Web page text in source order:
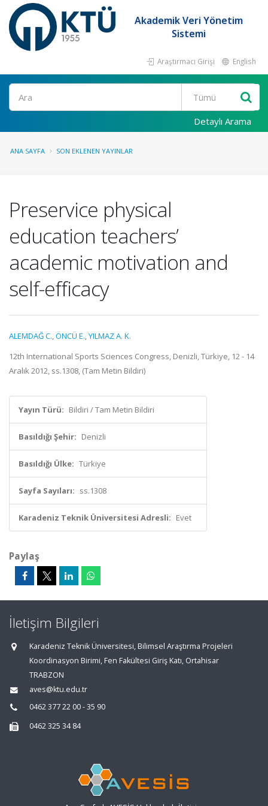
Akademik Veri Yönetim
Sistemi
Araştırmacı Girişi English
Ara
Detaylı Arama
ANA SAYFA SON EKLENEN YAYINLAR
Preservice physical
education teachers’
academic motivation and
self-efficacy
ALEMDAĞ C.,ÖNCÜ E.,YILMAZ A. K.
12th International Sports Sciences Congress, Denizli, Türkiye, 12 - 14
Aralık 2012, ss.1308, (Tam Metin Bildiri)
Yayın Türü: Bildiri / Tam Metin Bildiri
Basıldığı Şehir: Denizli
Basıldığı Ülke: Türkiye
Sayfa Sayıları: ss.1308
Karadeniz Teknik Üniversitesi Adresli: Evet
Paylaş
İletişim Bilgileri
Karadeniz Teknik Üniversitesi, Bilimsel Araştırma Projeleri
Koordinasyon Birimi, Fen Fakültesi Giriş Katı, Ortahisar
TRABZON
aves@ktu.edu.tr
0462 377 22 00 - 35 90
0462 325 34 84